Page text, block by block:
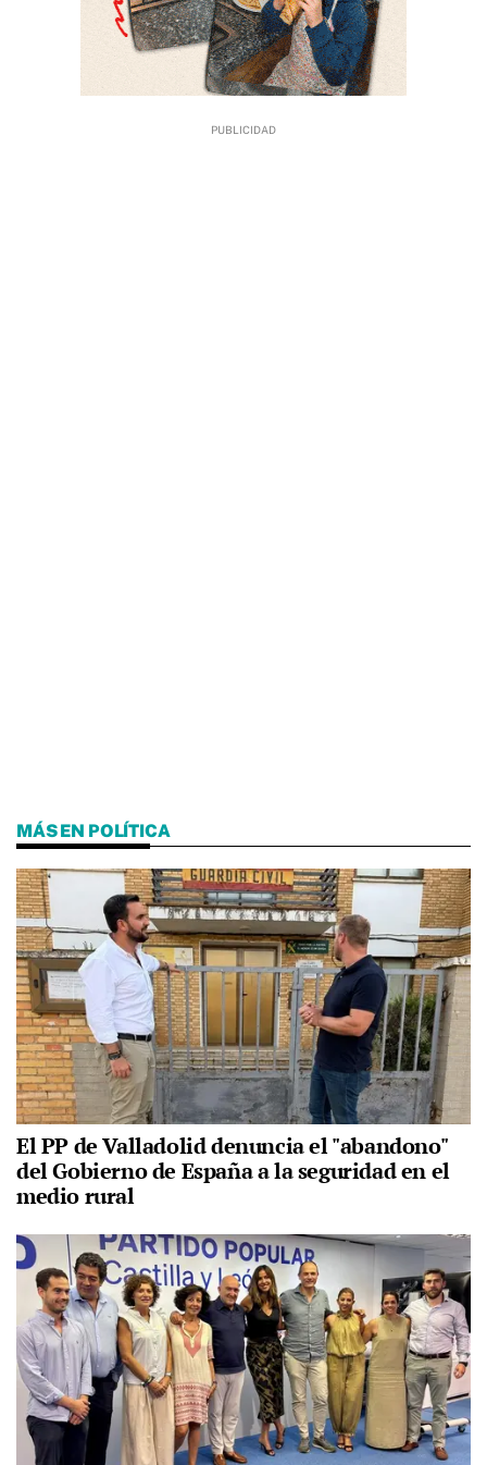
MÁS EN POLÍTICA
El PP de Valladolid denuncia el "abandono"
del Gobierno de España a la seguridad en el
medio rural